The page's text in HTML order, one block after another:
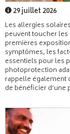
29 juillet 2026
Les allergies
peuvent toucher
premières
symptômes, les
essentiels pour les
photoprotection
rappelle également
de bénéficier d’une